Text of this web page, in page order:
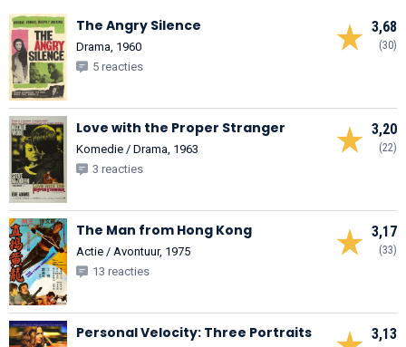
3,68
(30)
The Angry Silence
Drama, 1960
5 reacties
3,20
(22)
Love with the Proper Stranger
Komedie / Drama, 1963
3 reacties
3,17
(33)
The Man from Hong Kong
Actie / Avontuur, 1975
13 reacties
3,13
Personal Velocity: Three Portraits